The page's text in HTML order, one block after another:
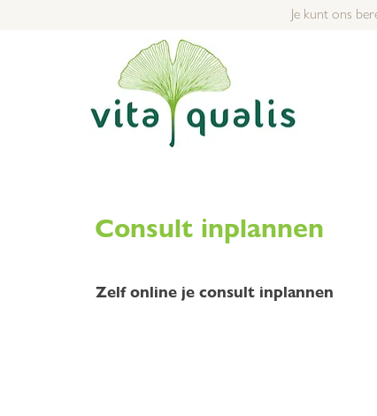
Je kunt ons
Consult inplannen
Zelf online je consult inplannen